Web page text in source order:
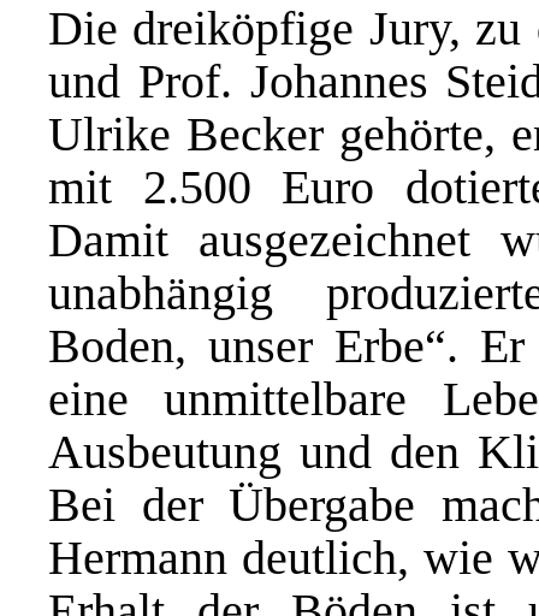
Die dreiköpfige Jury, zu
und Prof. Johannes
Ulrike Becker gehörte,
mit 2.500 Euro
Damit ausgezeichnet
unabhängig
Boden, unser Erbe“.
eine unmittelbare
Ausbeutung und den
Bei der Übergabe
Hermann deutlich, wie